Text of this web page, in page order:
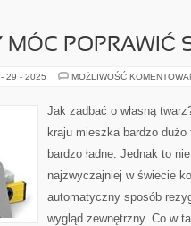
MÓC POPRAWIĆ
29 - 2025 MOŻLIWOŚĆ
Jak zadbać o własną
kraju mieszka bardzo
bardzo ładne. Jednak to
najzwyczajniej w świecie
automatyczny sposób
wygląd zewnętrzny. Co w